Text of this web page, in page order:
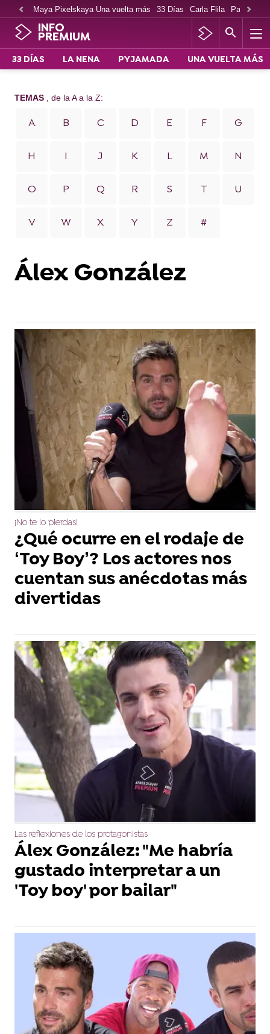
Maya Pixelskaya Una vuelta más 33 Días Carla Flila Paco
INFO
PREMIUM
33 DÍAS LA NENA PYJAMADA UNA VUELTA MÁS
TEMAS , de la A a la Z:
A B C D E F G
H I J K L M N
O P Q R S T U
V W X Y Z #
Álex González
¡No te lo pierdas!
¿Qué ocurre en el rodaje de
‘Toy Boy’? Los actores nos
cuentan sus anécdotas más
divertidas
Las reflexiones de los protagonistas
Álex González: "Me habría
gustado interpretar a un
'Toy boy' por bailar"